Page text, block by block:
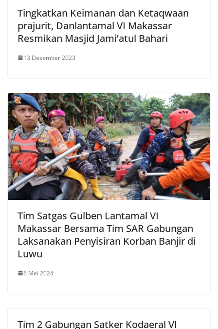
Tingkatkan Keimanan dan Ketaqwaan
prajurit, Danlantamal VI Makassar
Resmikan Masjid Jami’atul Bahari
13 Desember 2023
Tim Satgas Gulben Lantamal VI
Makassar Bersama Tim SAR Gabungan
Laksanakan Penyisiran Korban Banjir di
Luwu
6 Mei 2024
Tim 2 Gabungan Satker Kodaeral VI